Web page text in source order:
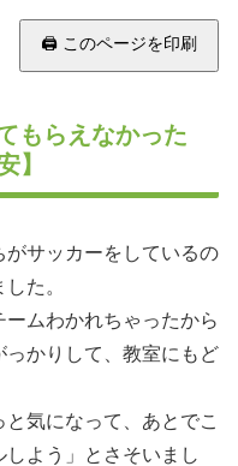
🖨 このページを印刷
もらえなかった
】
がサッカーをしているの
た。
ムわかれちゃったから
っかりして、教室にもど
気になって、あとでこ
よう」とさそいまし